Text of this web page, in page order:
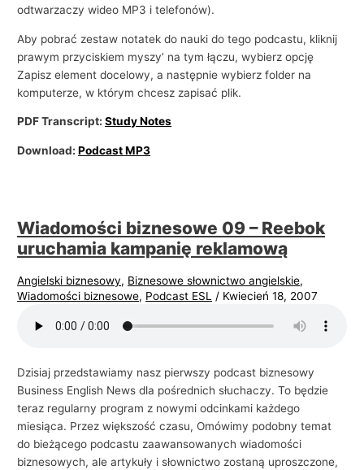
odtwarzaczy wideo MP3 i telefonów).
Aby pobrać zestaw notatek do nauki do tego podcastu, kliknij
prawym przyciskiem myszy’ na tym łączu, wybierz opcję
Zapisz element docelowy, a następnie wybierz folder na
komputerze, w którym chcesz zapisać plik.
PDF Transcript:Study Notes
Download:Podcast MP3
Wiadomości biznesowe 09 – Reebok
uruchamia kampanię reklamową
Angielski biznesowy, Biznesowe słownictwo angielskie,
Wiadomości biznesowe, Podcast ESL / Kwiecień 18, 2007
Dzisiaj przedstawiamy nasz pierwszy podcast biznesowy
Business English News dla pośrednich słuchaczy. To będzie
teraz regularny program z nowymi odcinkami każdego
miesiąca. Przez większość czasu, Omówimy podobny temat
do bieżącego podcastu zaawansowanych wiadomości
biznesowych, ale artykuły i słownictwo zostaną uproszczone,